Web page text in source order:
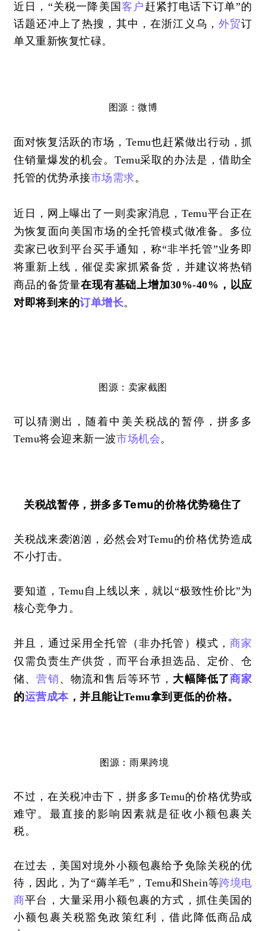
近日， “关税一降美国客户 赶紧打电话下订单”的
话题还冲上了热搜，其中，在浙江义乌，外贸订
单又重新恢复忙碌。
图源：微博
面对恢复活跃的市场， Temu也赶紧做出行动，抓
住销量爆发的机会。Temu采取的办法是，借助全
托管的优势承接市场需求。
近日，网上曝出了一则卖家消息，Temu平台正在
为恢复面向美国市场的全托管模式做准备。多位
卖家已收到平台买手通知，称“非半托管”业务即
将重新上线，催促卖家抓紧备货，并建议将热销
商品的备货量在现有基础上增加30%-40%，以应
对即将到来的订单增长。
图源：卖家截图
可以猜测出，随着中美关税战的暂停，拼多多
Temu将会迎来新一波市场机会。
关税战暂停，拼多多Temu的价格优势稳住了
关税战来袭汹汹，必然会对Temu的价格优势造成
不小打击。
要知道， Temu自上线以来，就以“极致性价比”为
核心竞争力。
并且，通过采用全托管（非办托管）模式，商家
仅需负责生产供货，而平台承担选品、定价、仓
储、营销 、物流和售后等环节， 大幅降低了商家
的运营成本，并且能让Temu拿到更低的价格。
图源：雨果跨境
不过，在关税冲击下，拼多多Temu的价格优势或
难守。最直接的影响因素就是征收小额包裹关
税。
在过去，美国对境外小额包裹给予免除关税的优
待，因此，为了“薅羊毛”，Temu和Shein等跨境电
商平台，大量采用小额包裹的方式，抓住美国的
小额包裹关税豁免政策红利，借此降低商品成